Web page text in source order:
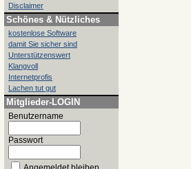
Disclaimer
Schönes & Nützliches
kostenlose Software
damit Sie sicher sind
Unterstützenswert
Klangvoll
Internetprofis
Lachen tut gut
Mitglieder-LOGIN
Benutzername
Passwort